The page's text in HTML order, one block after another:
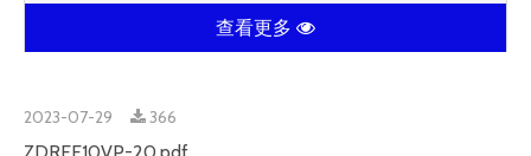
查看更多
2023-07-29 366